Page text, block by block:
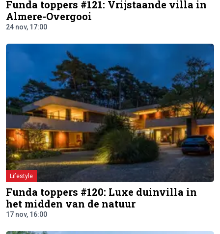
Funda toppers #121: Vrijstaande villa in
Almere-Overgooi
24 nov, 17:00
Lifestyle
Funda toppers #120: Luxe duinvilla in
het midden van de natuur
17 nov, 16:00